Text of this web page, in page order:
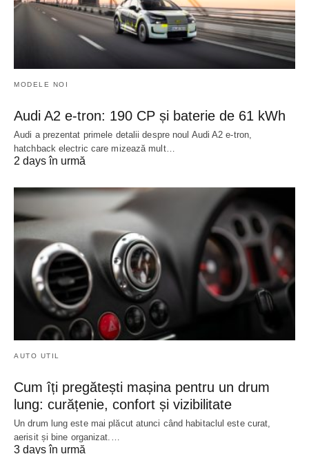
MODELE NOI
Audi A2 e-tron: 190 CP și baterie de 61 kWh
Audi a prezentat primele detalii despre noul Audi A2 e-tron,
hatchback electric care mizează mult…
2 days în urmă
AUTO UTIL
Cum îți pregătești mașina pentru un drum
lung: curățenie, confort și vizibilitate
Un drum lung este mai plăcut atunci când habitaclul este curat,
aerisit și bine organizat.…
3 days în urmă